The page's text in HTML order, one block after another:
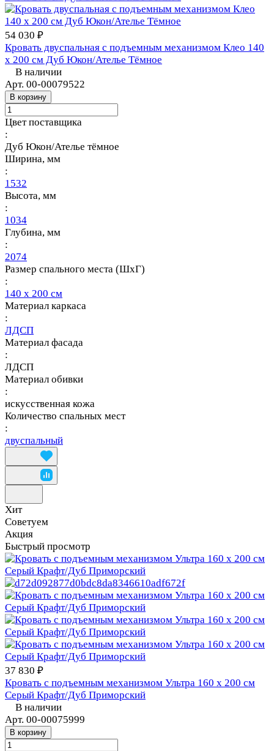
54 030 ₽
Кровать двуспальная с подъемным механизмом Клео 140
х 200 см Дуб Юкон/Ателье Тёмное
В наличии
Арт. 00-00079522
В корзину
Цвет поставщика
:
Дуб Юкон/Ателье тёмное
Ширина, мм
:
1532
Высота, мм
:
1034
Глубина, мм
:
2074
Размер спального места (ШхГ)
:
140 х 200 см
Материал каркаса
:
ЛДСП
Материал фасада
:
ЛДСП
Материал обивки
:
искусственная кожа
Количество спальных мест
:
двуспальный
Хит
Советуем
Акция
Быстрый просмотр
37 830 ₽
Кровать с подъемным механизмом Ультра 160 х 200 см
Серый Крафт/Дуб Приморский
В наличии
Арт. 00-00075999
В корзину